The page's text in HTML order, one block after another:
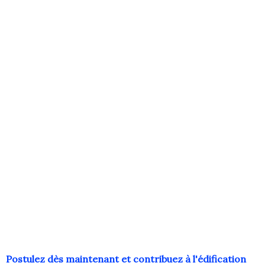
Postulez dès maintenant et contribuez à l'édification